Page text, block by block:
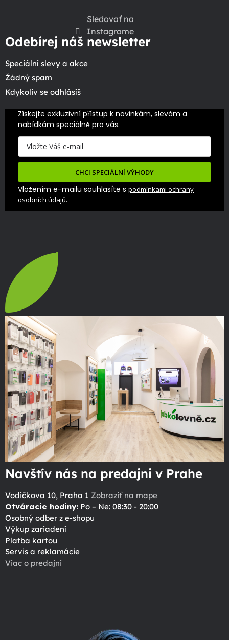
Sledovať na
Instagrame
Odebírej náš newsletter
Speciální slevy a akce
Žádný spam
Kdykoliv se odhlásíš
Získejte exkluzivní přístup k novinkám, slevám a
nabídkám speciálně pro vás.
CHCI SPECIÁLNÍ VÝHODY
Vložením e-mailu souhlasíte s podmínkami ochrany
osobních údajů.
Navštív nás na predajni v Prahe
Vodičkova 10, Praha 1 Zobraziť na mape
Otváracie hodiny: Po – Ne: 08:30 - 20:00
Osobný odber z e-shopu
Výkup zariadení
Platba kartou
Servis a reklamácie
Viac o predajni